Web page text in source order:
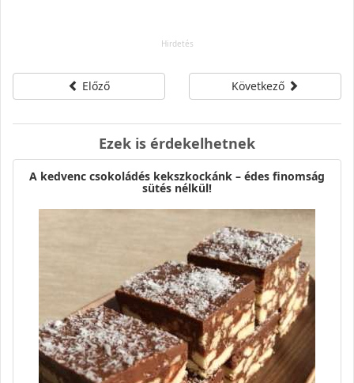
Előző Következő
Ezek is érdekelhetnek
A kedvenc csokoládés kekszkockánk – édes finomság
sütés nélkül!